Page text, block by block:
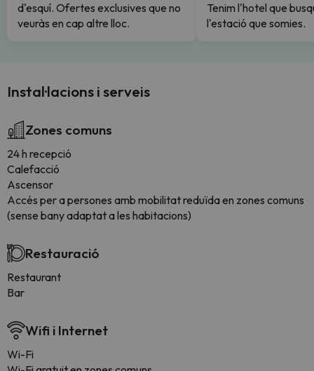
d'esquí. Ofertes exclusives que no
veuràs en cap altre lloc.
Tenim l'hotel que
l'estació que somies.
Instal·lacions i serveis
Zones comuns
24 h recepció
Calefacció
Ascensor
Accés per a persones amb mobilitat reduïda en zones comuns
(sense bany adaptat a les habitacions)
Restauració
Restaurant
Bar
Wifi i Internet
Wi-Fi